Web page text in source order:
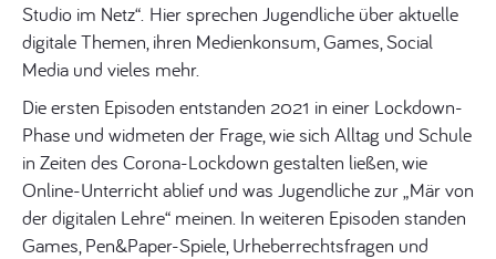
Studio im Netz“. Hier sprechen Jugendliche über aktuelle
digitale Themen, ihren Medienkonsum, Games, Social
Media und vieles mehr.
Die ersten Episoden entstanden 2021 in einer Lockdown-
Phase und widmeten der Frage, wie sich Alltag und Schule
in Zeiten des Corona-Lockdown gestalten ließen, wie
Online-Unterricht ablief und was Jugendliche zur „Mär von
der digitalen Lehre“ meinen. In weiteren Episoden standen
Games, Pen&Paper-Spiele, Urheberrechtsfragen und